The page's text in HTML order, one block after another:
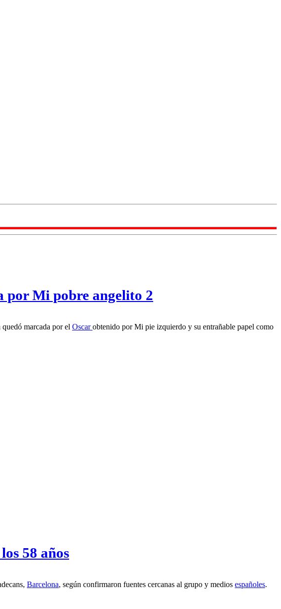
por Mi pobre angelito 2
marcada por el Oscarobtenido por Mi pie izquierdo y su entrañable papel como
58 años
Barcelona, según confirmaron fuentes cercanas al grupo y medios españoles.